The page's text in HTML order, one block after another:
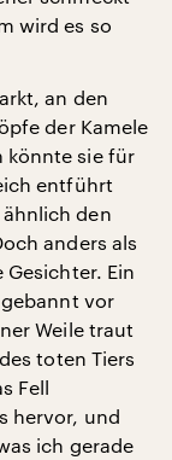
wird es so
an den
der Kamele
könnte sie für
entführt
den
anders als
Ein
vor
Weile traut
toten Tiers
Fell
hervor, und
ich gerade